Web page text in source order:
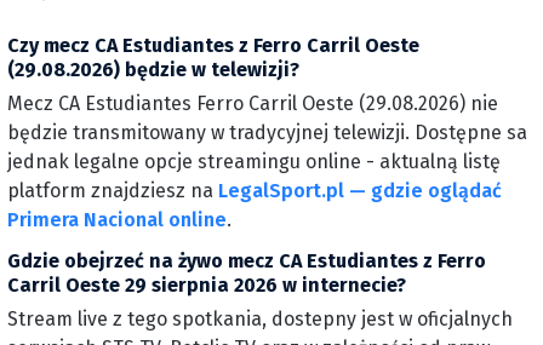
Czy mecz CA Estudiantes z Ferro Carril Oeste
(29.08.2026) będzie w telewizji?
Mecz CA Estudiantes Ferro Carril Oeste (29.08.2026) nie
będzie transmitowany w tradycyjnej telewizji. Dostępne sa
jednak legalne opcje streamingu online - aktualną listę
platform znajdziesz na LegalSport.pl — gdzie oglądać
Primera Nacional online.
Gdzie obejrzeć na żywo mecz CA Estudiantes z Ferro
Carril Oeste 29 sierpnia 2026 w internecie?
Stream live z tego spotkania, dostepny jest w oficjalnych